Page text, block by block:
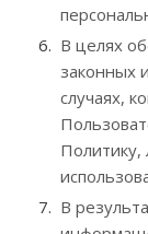
В целях
законных
случаях,
В